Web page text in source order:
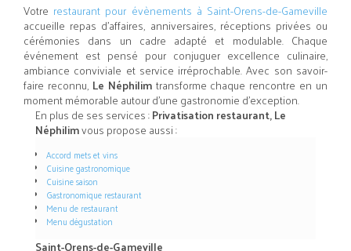
Votre restaurant pour évènements à Saint-Orens-de-Gameville
accueille repas d’affaires, anniversaires, réceptions privées ou
cérémonies dans un cadre adapté et modulable. Chaque
événement est pensé pour conjuguer excellence culinaire,
ambiance conviviale et service irréprochable. Avec son savoir-
faire reconnu, Le Néphilimtransforme chaque rencontre en un
moment mémorable autour d’une gastronomie d’exception.
En plus de ses services :Privatisation restaurant, Le
Néphilimvous propose aussi :
Accord mets et vins
Cuisine gastronomique
Cuisine saison
Gastronomique restaurant
Menu de restaurant
Menu dégustation
Saint-Orens-de-Gameville